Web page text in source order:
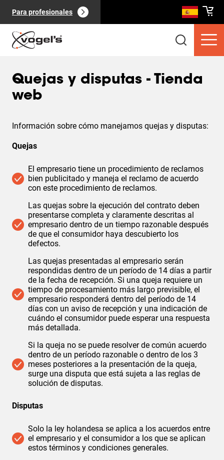
Para profesionales
Productos de consumo Ver todo
Páginas( 0): Ver todo
Quejas y disputas - Tienda
web
Información sobre cómo manejamos quejas y disputas:
Quejas
El empresario tiene un procedimiento de reclamos
bien publicitado y maneja el reclamo de acuerdo
con este procedimiento de reclamos.
Las quejas sobre la ejecución del contrato deben
presentarse completa y claramente descritas al
empresario dentro de un tiempo razonable después
de que el consumidor haya descubierto los
defectos.
Las quejas presentadas al empresario serán
respondidas dentro de un período de 14 días a partir
de la fecha de recepción. Si una queja requiere un
tiempo de procesamiento más largo previsible, el
empresario responderá dentro del período de 14
días con un aviso de recepción y una indicación de
cuándo el consumidor puede esperar una respuesta
más detallada.
Si la queja no se puede resolver de común acuerdo
dentro de un período razonable o dentro de los 3
meses posteriores a la presentación de la queja,
surge una disputa que está sujeta a las reglas de
solución de disputas.
Disputas
Solo la ley holandesa se aplica a los acuerdos entre
el empresario y el consumidor a los que se aplican
estos términos y condiciones generales.